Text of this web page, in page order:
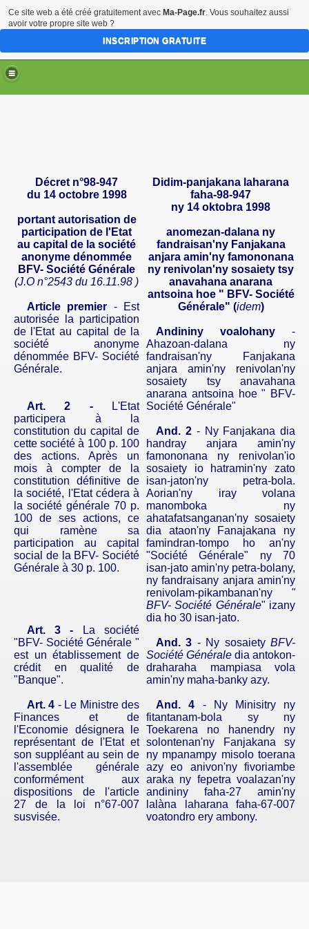
Décret n°98-947
du 14 octobre 1998
portant autorisation de
participation de l'Etat
au capital de la société
anonyme dénommée
BFV- Société Générale
(J.O n°2543 du 16.11.98 )
Article premier - Est
autorisée la participation
de l'Etat au capital de la
société anonyme
dénommée BFV- Société
Générale.
Art. 2 -L'Etat
participera à la
constitution du capital de
cette société à 100 p. 100
des actions. Après un
mois à compter de la
constitution définitive de
la société, l'Etat cédera à
la société générale 70 p.
100 de ses actions, ce
qui ramène sa
participation au capital
social de la BFV- Société
Générale à 30 p. 100.
Art. 3 - La société
"BFV- Société Générale "
est un établissement de
crédit en qualité de
"Banque".
Art. 4 - Le Ministre des
Finances et de
l'Economie désignera le
représentant de l'Etat et
son suppléant au sein de
l'assemblée générale
conformément aux
dispositions de l'article
27 de la loi n°67-007
susvisée.
Didim-panjakana laharana
faha-98-947
ny 14 oktobra 1998
anomezan-dalana ny
fandraisan'ny Fanjakana
anjara amin'ny famononana
ny renivolan'ny sosaiety tsy
anavahana anarana
antsoina hoe " BFV- Société
Générale" (idem)
Andininy voalohany -
Ahazoan-dalana ny
fandraisan'ny Fanjakana
anjara amin'ny renivolan'ny
sosaiety tsy anavahana
anarana antsoina hoe " BFV-
Société Générale"
And. 2- Ny Fanjakana dia
handray anjara amin'ny
famononana ny renivolan'io
sosaiety io hatramin'ny zato
isan-jaton'ny petra-bola.
Aorian'ny iray volana
manomboka ny
ahatafatsanganan'ny sosaiety
dia ataon'ny Fanajakana ny
famindran-tompo ho an'ny
"Société Générale" ny 70
isan-jato amin'ny petra-bolany,
ny fandraisany anjara amin'ny
renivolam-pikambanan'ny "
BFV- Société Générale" izany
dia ho 30 isan-jato.
And. 3 - Ny sosaietyBFV-
Société Généraledia antokon-
draharaha mampiasa vola
amin'ny maha-banky azy.
And. 4 - Ny
Minisitry ny
fitantanam-bola sy ny
Toekarena no hanendry ny
solontenan'ny Fanjakana sy
ny mpanampy misolo toerana
azy eo anivon'ny fivoriambe
araka ny fepetra voalazan'ny
andininy faha-27 amin'ny
lalàna laharana faha-67-007
voatondro ery ambony.
Ce site web a été créé gratuitement avec Ma-Page.fr. Vous souhaitez aussi
avoir votre propre site web ?
INSCRIPTION GRATUITE